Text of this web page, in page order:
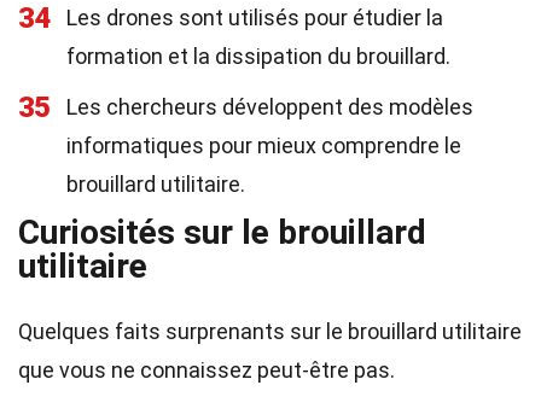
34
Les drones sont utilisés pour étudier la
formation et la dissipation du brouillard.
35
Les chercheurs développent des modèles
informatiques pour mieux comprendre le
brouillard utilitaire.
Curiosités sur le brouillard
utilitaire
Quelques faits surprenants sur le brouillard utilitaire
que vous ne connaissez peut-être pas.